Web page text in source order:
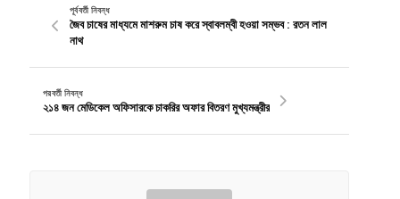
পূর্ববর্তী নিবন্ধ
জৈব চাষের মাধ্যমে মাশরুম চাষ করে স্বাবলম্বী হওয়া সম্ভব : রতন লাল
নাথ
পরবর্তী নিবন্ধ
২১৪ জন মেডিকেল অফিসারকে চাকরির অফার বিতরণ মুখ্যমন্ত্রীর